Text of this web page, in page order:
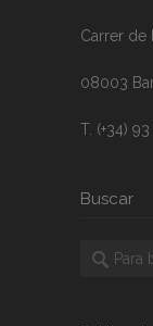
Carrer de
08003
T. (+34)
Buscar